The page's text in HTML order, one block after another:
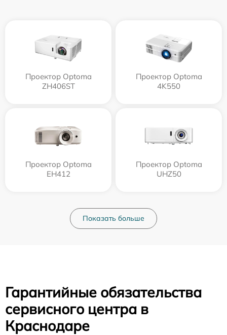
Проектор Optoma
ZH406ST
Проектор Optoma
4K550
Проектор Optoma
EH412
Проектор Optoma
UHZ50
Показать больше
Гарантийные обязательства
сервисного центра в
Краснодаре